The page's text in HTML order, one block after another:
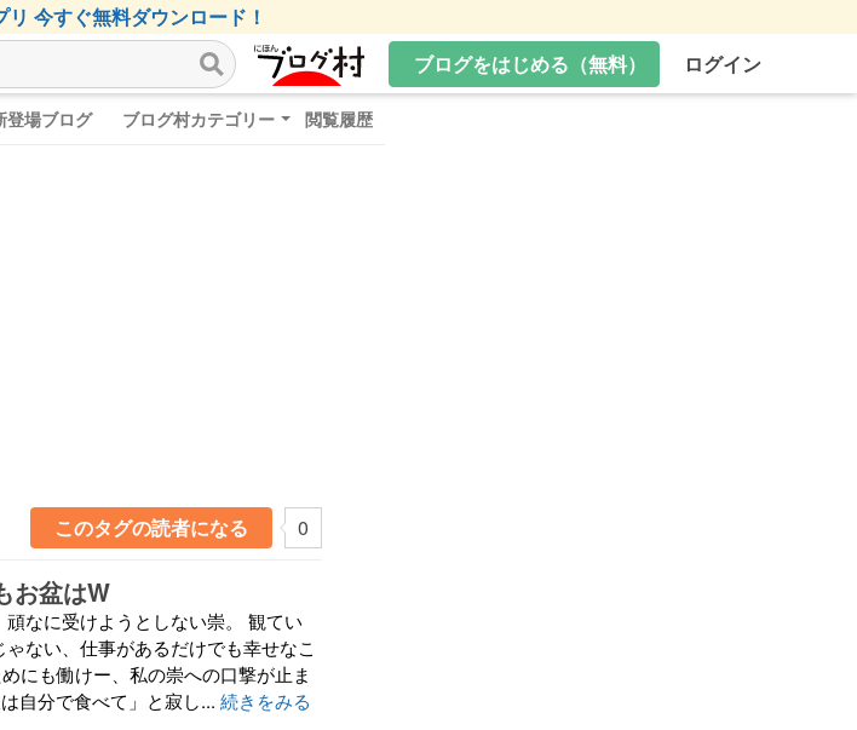
今すぐ無料ダウンロード！
ブログをはじめる（無料）
ログイン
登場ブログ ブログ村カテゴリー 閲覧履歴
このタグの読者になる 0
お盆はW
なに受けようとしない崇。 観てい
ない、仕事があるだけでも幸せなこ
にも働けー、私の崇への口撃が止ま
自分で食べて」と寂し... 続きをみる